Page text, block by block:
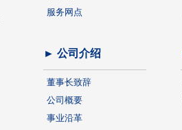
服务网点
► 公司介绍
董事长致辞
公司概要
事业沿革